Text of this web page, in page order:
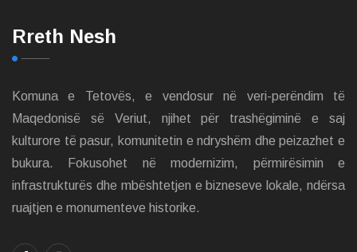
Rreth Nesh
Komuna e Tetovës, e vendosur në veri-perëndim të
Maqedonisë së Veriut, njihet për trashëgiminë e saj
kulturore të pasur, komunitetin e ndryshëm dhe peizazhet e
bukura. Fokusohet në modernizim, përmirësimin e
infrastrukturës dhe mbështetjen e bizneseve lokale, ndërsa
ruajtjen e monumenteve historike.